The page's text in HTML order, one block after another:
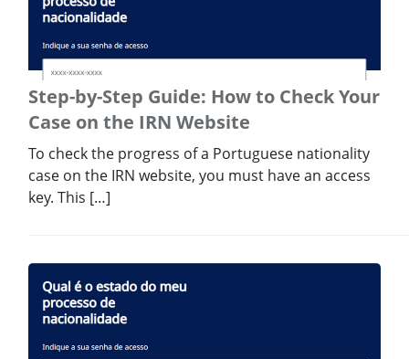
Step-by-Step Guide: How to Check Your
Case on the IRN Website
To check the progress of a Portuguese nationality
case on the IRN website, you must have an access
key. This […]